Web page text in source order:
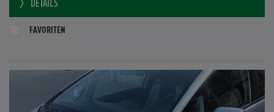
DETAILS
FAVORITEN